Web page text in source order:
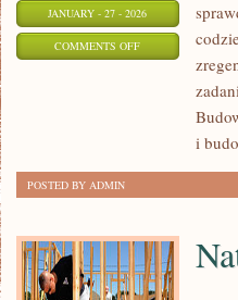
JANUARY - 27 - 2026
COMMENTS OFFON
BUDOWLANE
i
POSTED BY ADMIN